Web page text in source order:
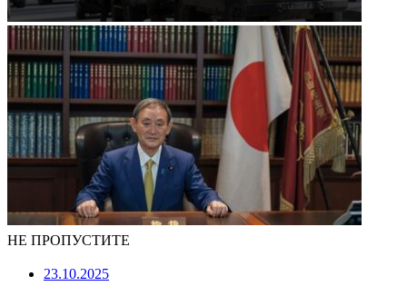
НЕ ПРОПУСТИТЕ
23.10.2025